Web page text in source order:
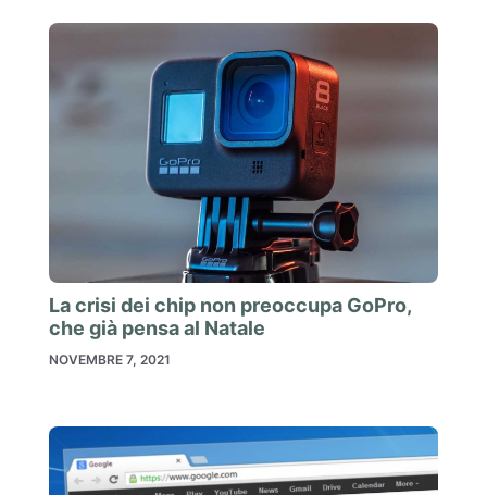
La crisi dei chip non preoccupa GoPro,
che già pensa al Natale
NOVEMBRE 7, 2021